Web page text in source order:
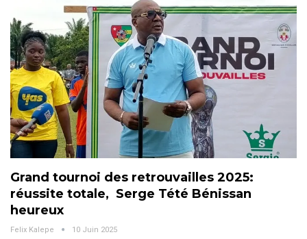
Grand tournoi des retrouvailles 2025:
réussite totale, Serge Tété Bénissan
heureux
Felix Kalepe 10 Juin 2025